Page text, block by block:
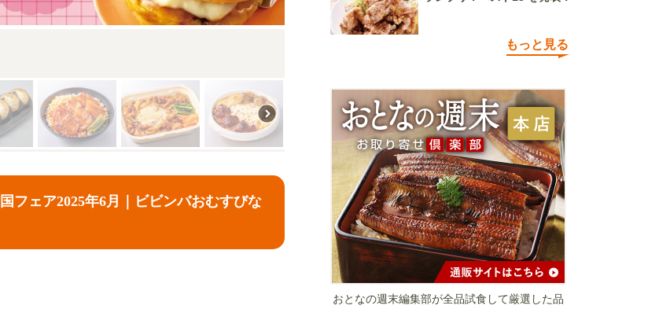
フェア2025年6月｜ビビンバおむすびな
もっと見る
おとなの週末編集部が全品試食して厳選した品